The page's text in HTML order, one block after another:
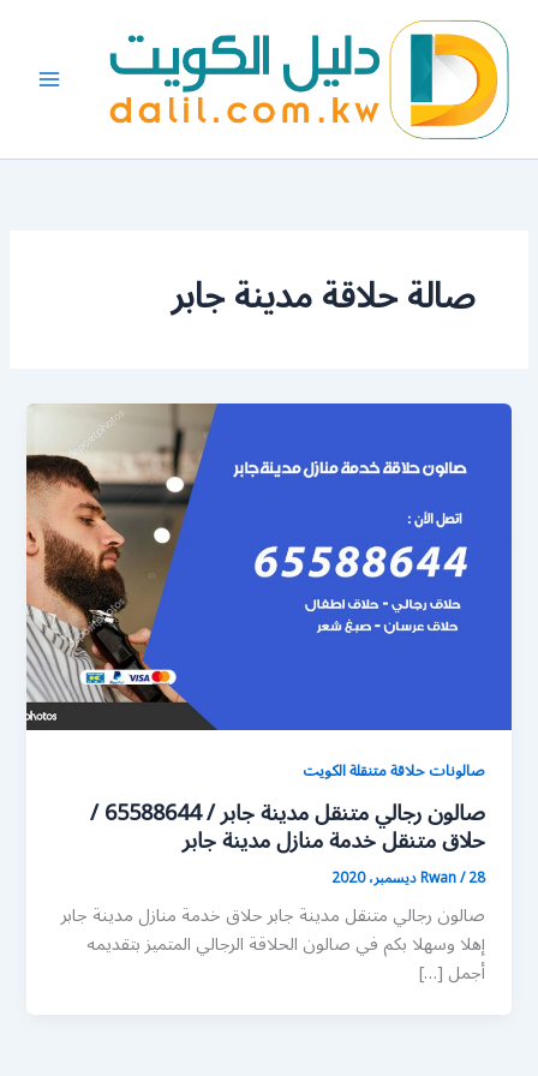
المحتوى
صالة حلاقة مدينة جابر
صالونات حلاقة متنقلة الكويت
صالون رجالي متنقل مدينة جابر / 65588644 /
حلاق متنقل خدمة منازل مدينة جابر
Rwan/28 ديسمبر، 2020
صالون رجالي متنقل مدينة جابر حلاق خدمة منازل مدينة جابر
إهلا وسهلا بكم في صالون الحلاقة الرجالي المتميز بتقديمه
أجمل […]